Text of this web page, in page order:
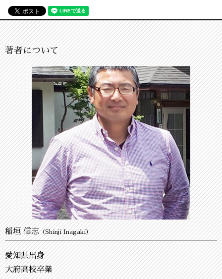
著者について
稲垣 信志（Shinji Inagaki）
愛知県出身
大府高校卒業